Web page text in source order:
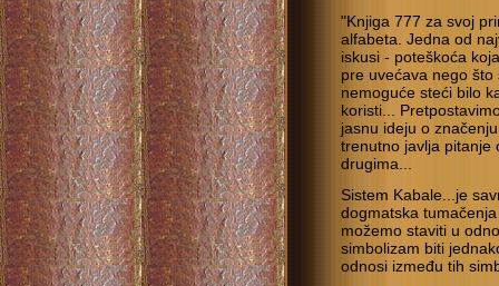
"Knjiga 777 za svoj
alfabeta. Jedna od
iskusi - poteškoća
pre uvećava nego
nemoguće steći bilo
koristi...
jasnu ideju o
trenutno javlja pitanje
drugima...
Sistem Kabale...je
dogmatska
možemo staviti u
simbolizam biti
odnosi između tih